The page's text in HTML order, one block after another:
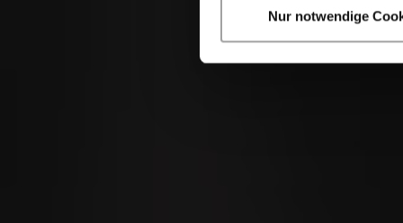
Nur notwendige
Indem Sie diese